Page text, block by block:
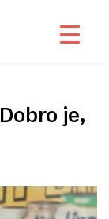
je,